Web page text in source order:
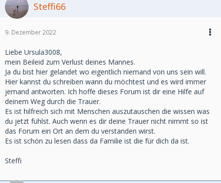
Steffi66
9. Dezember 2022
Liebe Ursula3008,
mein Beileid zum Verlust deines Mannes.
Ja du bist hier gelandet wo eigentlich niemand von uns sein will.
Hier kannst du schreiben wann du möchtest und es wird immer
jemand antworten. Ich hoffe dieses Forum ist dir eine Hilfe auf
deinem Weg durch die Trauer.
Es ist hilfreich sich mit Menschen auszutauschen die wissen was
du jetzt fühlst. Auch wenn es dir deine Trauer nicht nimmt so ist
das Forum ein Ort an dem du verstanden wirst.
Es ist schön zu lesen dass da Familie ist die für dich da ist.
Steffi